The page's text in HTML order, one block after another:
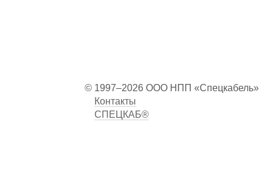
© 1997–2026 ООО НПП «Спецкабель»
Контакты
СПЕЦКАБ®